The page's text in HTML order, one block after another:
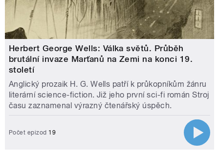
Herbert George Wells: Válka světů. Průběh
brutální invaze Marťanů na Zemi na konci 19.
století
Anglický prozaik H. G. Wells patří k průkopníkům žánru
literární science-fiction. Již jeho první sci-fi román Stroj
času zaznamenal výrazný čtenářský úspěch.
Počet epizod 19